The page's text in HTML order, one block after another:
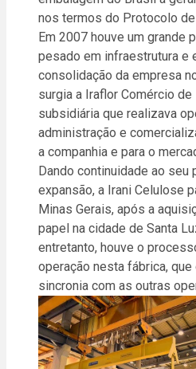
nos termos do Protocolo
Em 2007 houve um grande
pesado em infraestrutura e
consolidação da empresa
surgia a Iraflor Comércio de
subsidiária que realizava
administração e
a companhia e para o
Dando continuidade ao seu
expansão, a Irani Celulose
Minas Gerais, após a
papel na cidade de Santa
entretanto, houve o
operação nesta fábrica, que
sincronia com as outras